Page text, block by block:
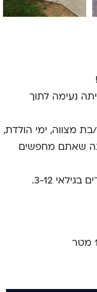
נעימה לתוך
בת מצווה, ימי הולדת,
שאתם מחפשים
3-12.